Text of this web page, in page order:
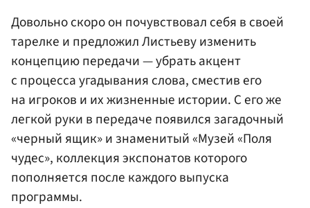
Довольно скоро он почувствовал себя в своей
тарелке и предложил Листьеву изменить
концепцию передачи — убрать акцент
с процесса угадывания слова, сместив его
на игроков и их жизненные истории. С его же
легкой руки в передаче появился загадочный
«черный ящик» и знаменитый «Музей «Поля
чудес», коллекция экспонатов которого
пополняется после каждого выпуска
программы.